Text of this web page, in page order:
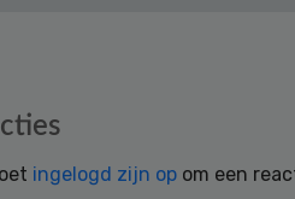
ingelogd zijn op om een